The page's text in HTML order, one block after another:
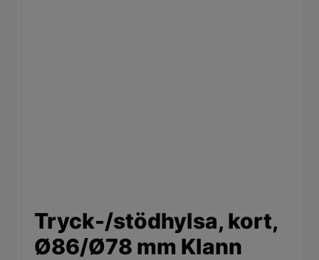
Tryck-/stödhylsa, kort,
Ø86/Ø78 mm Klann